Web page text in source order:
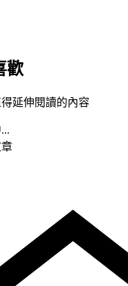
歡
延伸閱讀的內容